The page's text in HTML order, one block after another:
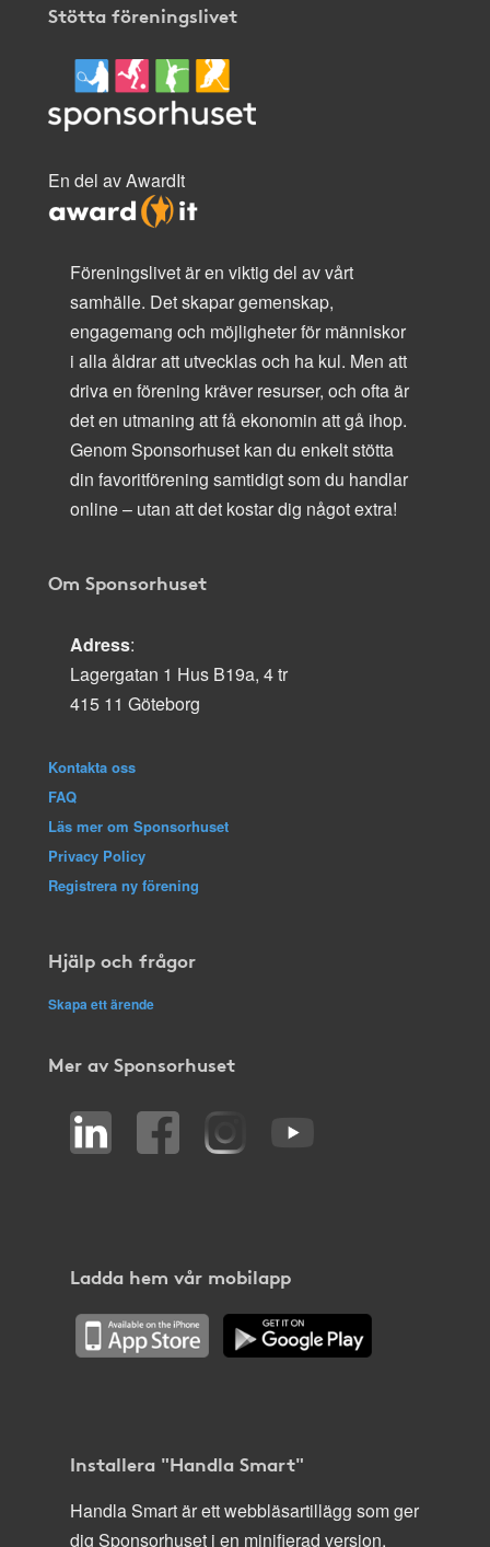
Stötta föreningslivet
En del av AwardIt
Föreningslivet är en viktig del av vårt
samhälle. Det skapar gemenskap,
engagemang och möjligheter för människor
i alla åldrar att utvecklas och ha kul. Men att
driva en förening kräver resurser, och ofta är
det en utmaning att få ekonomin att gå ihop.
Genom Sponsorhuset kan du enkelt stötta
din favoritförening samtidigt som du handlar
online – utan att det kostar dig något extra!
Om Sponsorhuset
Adress:
Lagergatan 1 Hus B19a, 4 tr
415 11 Göteborg
Kontakta oss
FAQ
Läs mer om Sponsorhuset
Privacy Policy
Registrera ny förening
Hjälp och frågor
Skapa ett ärende
Mer av Sponsorhuset
Ladda hem vår mobilapp
Installera "Handla Smart"
Handla Smart är ett webbläsartillägg som ger
dig Sponsorhuset i en minifierad version,